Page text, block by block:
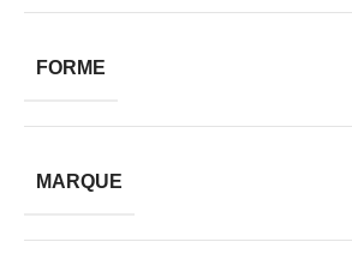
FORME
MARQUE